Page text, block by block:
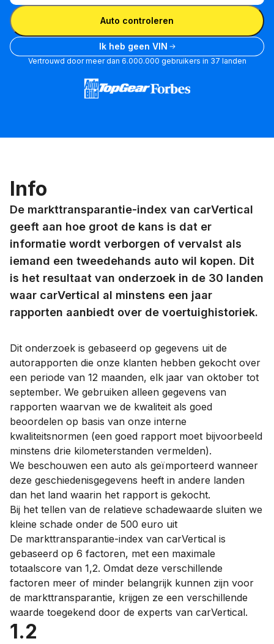
VIN invoeren
Auto controleren
Ik heb geen VIN
Vertrouwd door meer dan 6.000.000 gebruikers in 37 landen
Info
De markttransparantie-index van carVertical
geeft aan hoe groot de kans is dat er
informatie wordt verborgen of vervalst als
iemand een tweedehands auto wil kopen. Dit
is het resultaat van onderzoek in de 30 landen
waar carVertical al minstens een jaar
rapporten aanbiedt over de voertuighistoriek.
Dit onderzoek is gebaseerd op gegevens uit de
autorapporten die onze klanten hebben gekocht over
een periode van 12 maanden, elk jaar van oktober tot
september. We gebruiken alleen gegevens van
rapporten waarvan we de kwaliteit als goed
beoordelen op basis van onze interne
kwaliteitsnormen (een goed rapport moet bijvoorbeeld
minstens drie kilometerstanden vermelden).
We beschouwen een auto als geïmporteerd wanneer
deze geschiedenisgegevens heeft in andere landen
dan het land waarin het rapport is gekocht.
Bij het tellen van de relatieve schadewaarde sluiten we
kleine schade onder de 500 euro uit
De markttransparantie-index van carVertical is
gebaseerd op 6 factoren, met een maximale
totaalscore van 1,2. Omdat deze verschillende
factoren meer of minder belangrijk kunnen zijn voor
de markttransparantie, krijgen ze een verschillende
waarde toegekend door de experts van carVertical.
1.2